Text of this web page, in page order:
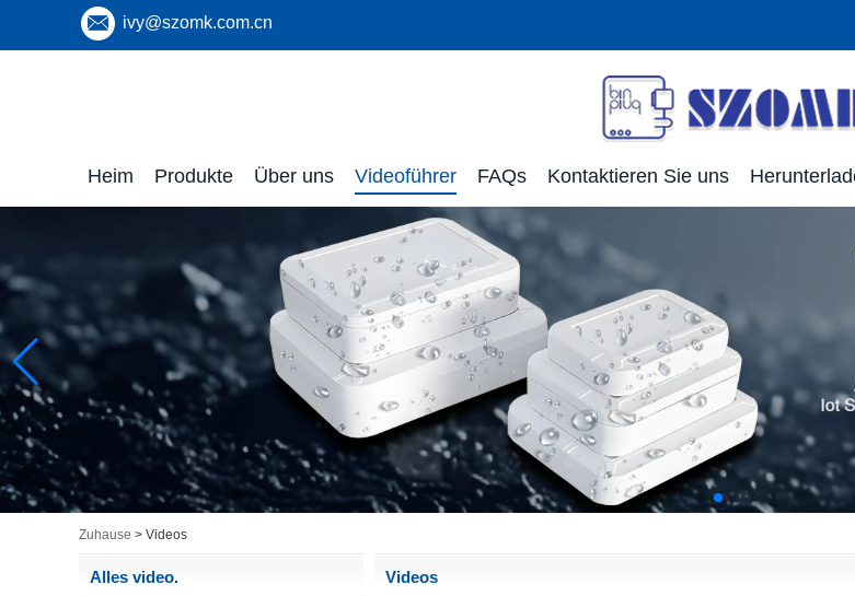
ivy@szomk.com.cn
Heim Produkte Über uns Videoführer FAQs Kontaktieren Sie uns
Zuhause > Videos
Alles video. Videos